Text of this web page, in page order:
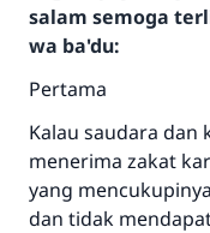
salam semoga
wa ba'du:
Pertama
Kalau saudara dan
menerima zakat
yang
dan tidak